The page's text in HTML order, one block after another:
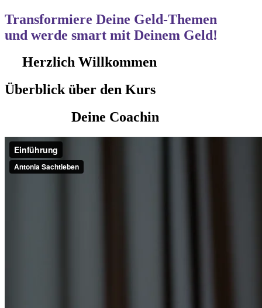
Transformiere Deine Geld-Themen
und werde smart mit Deinem Geld!
Herzlich Willkommen
Überblick über den Kurs
Deine Coachin